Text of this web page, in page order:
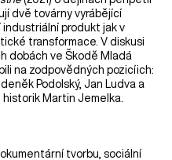
dvě továrny vyrábějící
produkt jak v
transformace. V diskusi
dobách ve Škodě Mladá
na zodpovědných pozicíich:
Podolský, Jan Ludva a
historik Martin Jemelka.
tvorbu, sociální